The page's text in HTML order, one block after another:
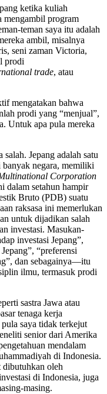
ketika kuliah
program
teman saya itu adalah
ambil, misalnya
seni zaman Victoria,
prodi
trade, atau
mengatakan bahwa
prodi yang “menjual”,
Untuk apa pula mereka
Jepang adalah satu
negara, memiliki
Corporation
dalam setahun hampir
Bruto (PDB) suatu
raksasa ini memerlukan
untuk dijadikan salah
investasi. Masukan-
investasi Jepang”,
“preferensi
dan sebagainya—itu
ilmu, termasuk prodi
sastra Jawa atau
tenaga kerja
pula saya tidak terkejut
senior dari Amerika
mendalam
di Indonesia.
dibutuhkan oleh
di Indonesia, juga
masing.